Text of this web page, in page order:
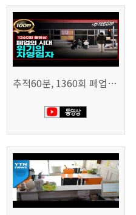
추적60분, 1360회 폐업의 시대, 위기의 자영업자